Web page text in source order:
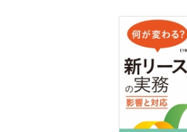
QⅡ-3-11 残価
QⅡ-3-12 借手
QⅡ-3-13 リ
QⅡ-3-14 リー
QⅡ-3-15 リ
QⅡ-3-16 リー
QⅡ-3-17 リー